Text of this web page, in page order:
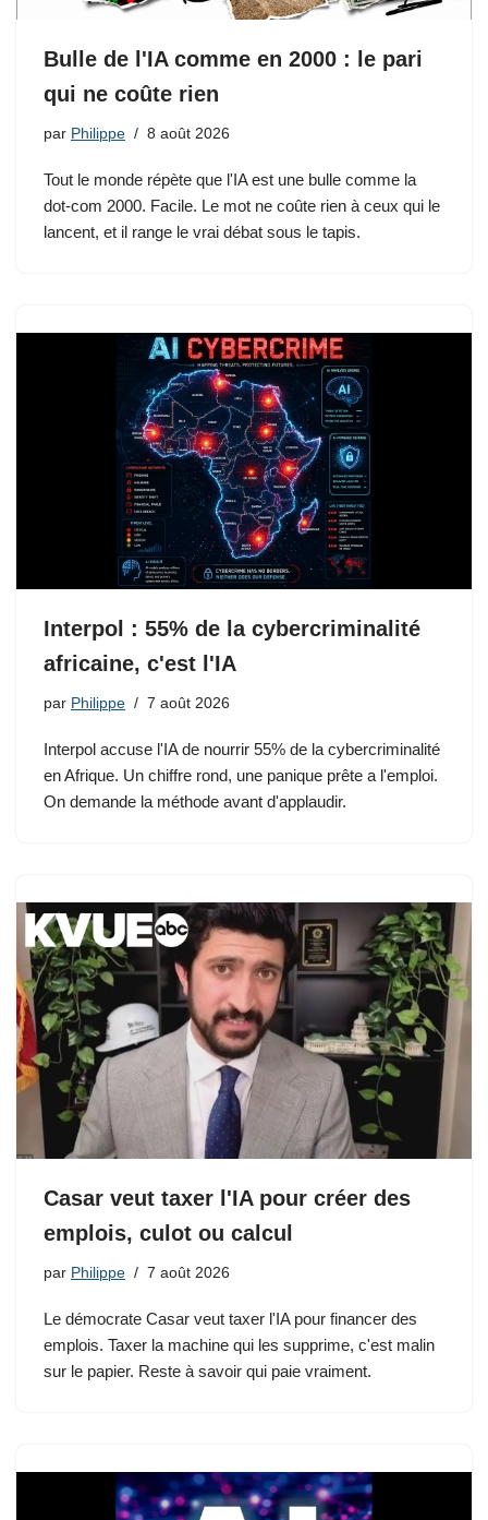
Bulle de l'IA comme en 2000 : le pari
qui ne coûte rien
par Philippe 8 août 2026
Tout le monde répète que l'IA est une bulle comme la
dot-com 2000. Facile. Le mot ne coûte rien à ceux qui le
lancent, et il range le vrai débat sous le tapis.
Interpol : 55% de la cybercriminalité
africaine, c'est l'IA
par Philippe 7 août 2026
Interpol accuse l'IA de nourrir 55% de la cybercriminalité
en Afrique. Un chiffre rond, une panique prête a l'emploi.
On demande la méthode avant d'applaudir.
Casar veut taxer l'IA pour créer des
emplois, culot ou calcul
par Philippe 7 août 2026
Le démocrate Casar veut taxer l'IA pour financer des
emplois. Taxer la machine qui les supprime, c'est malin
sur le papier. Reste à savoir qui paie vraiment.